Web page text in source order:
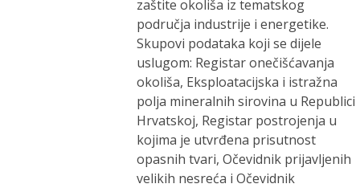
zaštite okoliša iz tematskog
područja industrije i energetike.
Skupovi podataka koji se dijele
uslugom: Registar onečišćavanja
okoliša, Eksploatacijska i istražna
polja mineralnih sirovina u Republici
Hrvatskoj, Registar postrojenja u
kojima je utvrđena prisutnost
opasnih tvari, Očevidnik prijavljenih
velikih nesreća i Očevidnik